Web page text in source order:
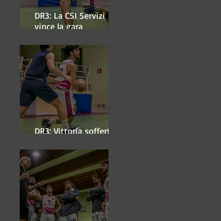
DR3: La CSI Servizi
vince la gara
DR3: Vittoria sofferta a